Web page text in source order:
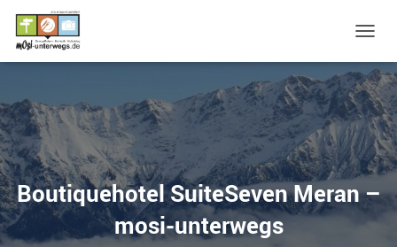
A
V
I
G
A
T
I
O
N
Boutiquehotel SuiteSeven Meran –
mosi-unterwegs